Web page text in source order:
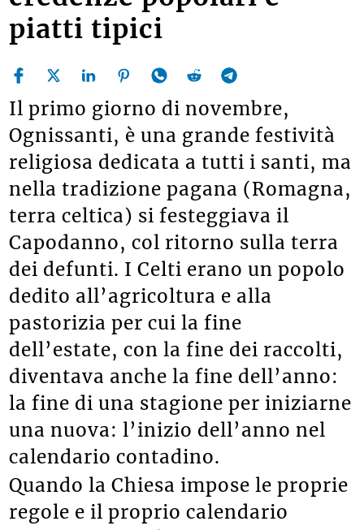
piatti tipici
Il primo giorno di novembre,
Ognissanti, è una grande festività
religiosa dedicata a tutti i santi, ma
nella tradizione pagana (Romagna,
terra celtica) si festeggiava il
Capodanno, col ritorno sulla terra
dei defunti. I Celti erano un popolo
dedito all’agricoltura e alla
pastorizia per cui la fine
dell’estate, con la fine dei raccolti,
diventava anche la fine dell’anno:
la fine di una stagione per iniziarne
una nuova: l’inizio dell’anno nel
calendario contadino.
Quando la Chiesa impose le proprie
regole e il proprio calendario